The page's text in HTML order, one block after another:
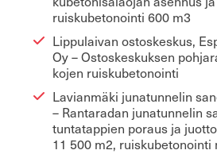
ruis­ku­be­to­noin­ti 600 m3
Lip­pu­lai­van os­tos­kes­kus,
Oy – Os­tos­kes­kuk­sen
ko­jen ruis­ku­be­to­noin­ti
La­vian­mä­ki ju­na­tun­ne­lin
– Ran­ta­ra­dan ju­na­tun­ne­lin
tun­ta­tap­pien po­raus ja
11 500 m2, ruis­ku­be­to­noin­ti